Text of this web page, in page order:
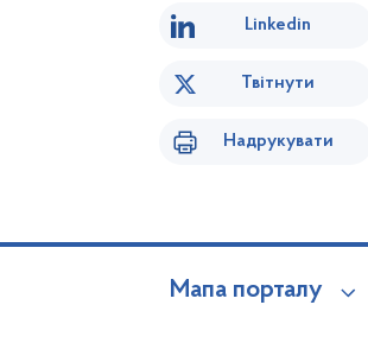
Linkedin
Твітнути
Надрукувати
Мапа порталу